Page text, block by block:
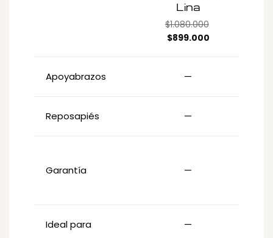
Lina
$1.080.000
Original
$1.080.000.
$899.000Current
Apoyabrazos —
Reposapiés —
Garantía —
Ideal para —